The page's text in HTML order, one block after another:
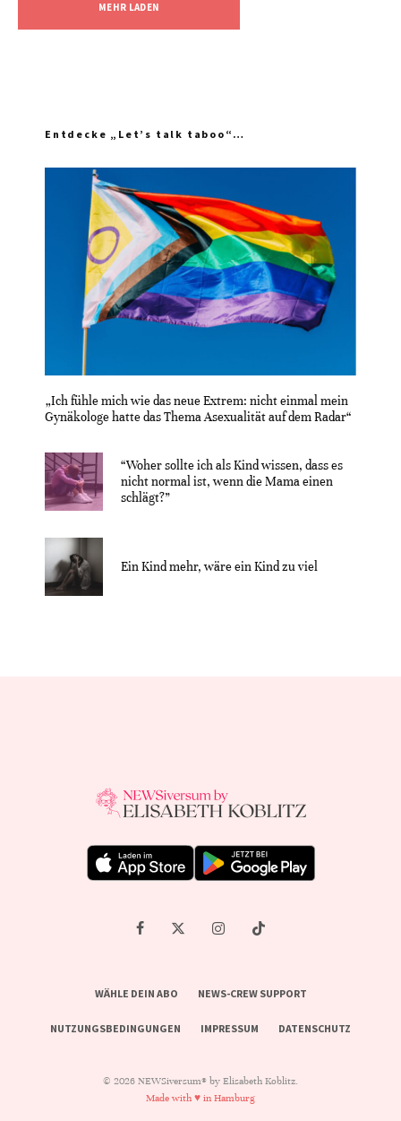
MEHR LADEN
Entdecke „Let’s talk taboo“…
„Ich fühle mich wie das neue Extrem: nicht einmal mein
Gynäkologe hatte das Thema Asexualität auf dem Radar“
“Woher sollte ich als Kind wissen, dass es
nicht normal ist, wenn die Mama einen
schlägt?”
Ein Kind mehr, wäre ein Kind zu viel
WÄHLE DEIN ABO NEWS-CREW SUPPORT
NUTZUNGSBEDINGUNGEN IMPRESSUM DATENSCHUTZ
© 2026 NEWSiversum® by Elisabeth Koblitz.
Made with ♥ in Hamburg